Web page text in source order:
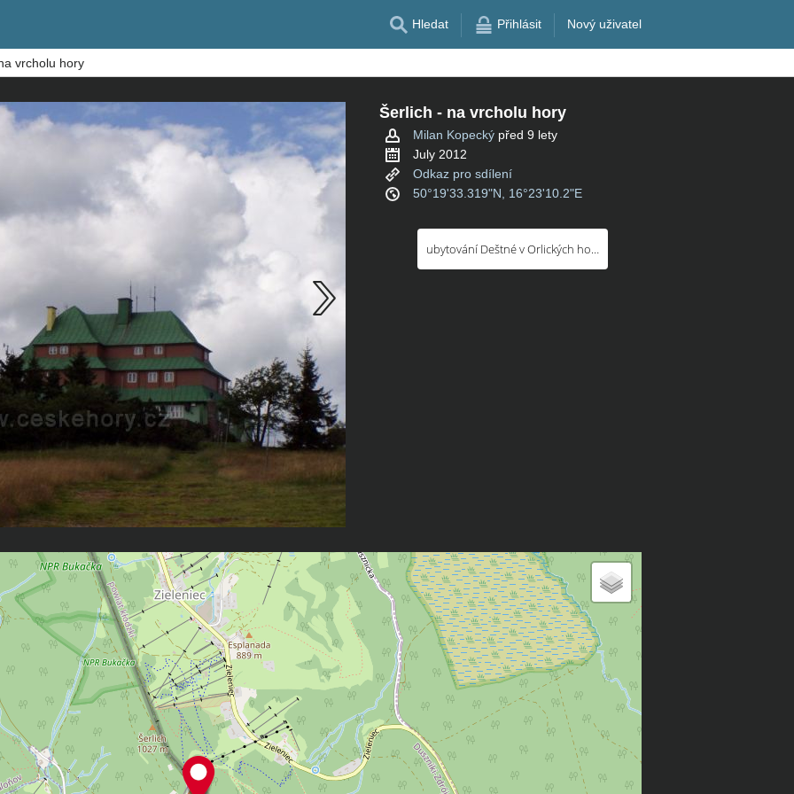
Hledat Přihlásit Nový uživatel
vrcholu hory
Šerlich - na vrcholu hory
Milan Kopecký před 9 lety
July 2012
Odkaz pro sdílení
50°19'33.319"N, 16°23'10.2"E
ubytování Deštné v Orlických horách